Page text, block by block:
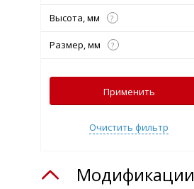
Высота, мм ?
Размер, мм ?
Применить
Очистить фильтр
Модификации